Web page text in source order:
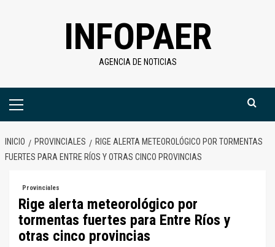
INFOPAER
AGENCIA DE NOTICIAS
Menú
INICIO PROVINCIALES
RIGE ALERTA METEOROLÓGICO POR TORMENTAS
FUERTES PARA ENTRE RÍOS Y OTRAS CINCO PROVINCIAS
Provinciales
Rige alerta meteorológico por
tormentas fuertes para Entre Ríos y
otras cinco provincias